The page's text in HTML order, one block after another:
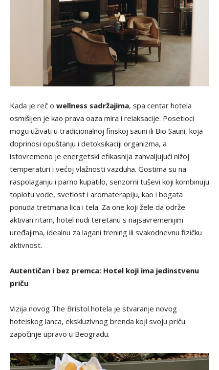
Kada je reč o wellness sadržajima, spa centar hotela
osmišljen je kao prava oaza mira i relaksacije. Posetioci
mogu uživati u tradicionalnoj finskoj sauni ili Bio Sauni, koja
doprinosi opuštanju i detoksikaciji organizma, a
istovremeno je energetski efikasnija zahvaljujući nižoj
temperaturi i većoj vlažnosti vazduha. Gostima su na
raspolaganju i parno kupatilo, senzorni tuševi koji kombinuju
toplotu vode, svetlost i aromaterapiju, kao i bogata
ponuda tretmana lica i tela. Za one koji žele da održe
aktivan ritam, hotel nudi teretanu s najsavremenijim
uređajima, idealnu za lagani trening ili svakodnevnu fizičku
aktivnost.
Autentičan i bez premca: Hotel koji ima jedinstvenu
priču
Vizija novog The Bristol hotela je stvaranje novog
hotelskog lanca, ekskluzivnog brenda koji svoju priču
započinje upravo u Beogradu.